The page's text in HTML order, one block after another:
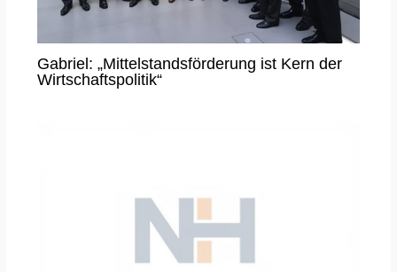
Gabriel: „Mittelstandsförderung ist Kern der
Wirtschaftspolitik“